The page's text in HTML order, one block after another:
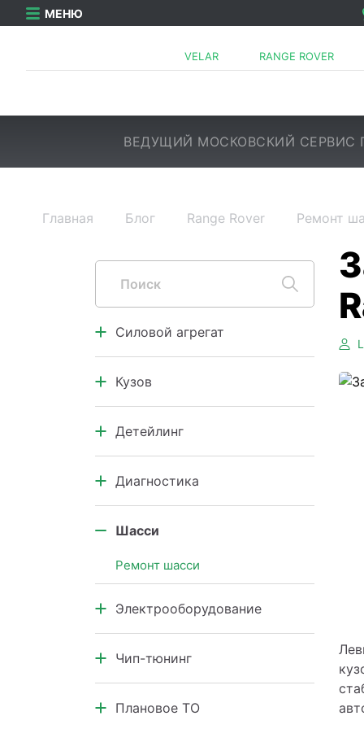
МЕНЮ
RANGE ROVER
VELAR
ВЕДУЩИЙ МОСКОВСКИЙ СЕРВИС
Главная Блог Range Rover Ремонт
Силовой агрегат
Двигатель
Коробка передач
Кузов
Кузовной ремонт автомобилей
Кузовные элементы
Детейлинг
Салон автомобиля
Кузов и подкапотное
пространство
Диагностика
Диагностика узлов и агрегатов
Компьютерная диагностика
Шасси
Ремонт шасси
Электрооборудование
Электрооборудование
Чип-тюнинг
Чип-тюнинг
Плановое ТО